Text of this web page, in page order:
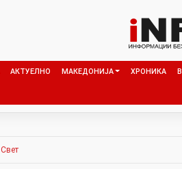
АКТУЕЛНО МАКЕДОНИЈА ХРОНИКА
Свет